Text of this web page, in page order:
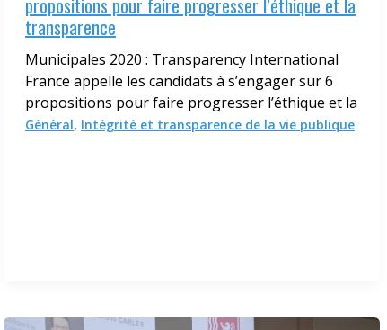
propositions pour faire progresser l’éthique et la
transparence
Municipales 2020 : Transparency International
France appelle les candidats à s’engager sur 6
propositions pour faire progresser l’éthique et la
Général, Intégrité et transparence de la vie publique